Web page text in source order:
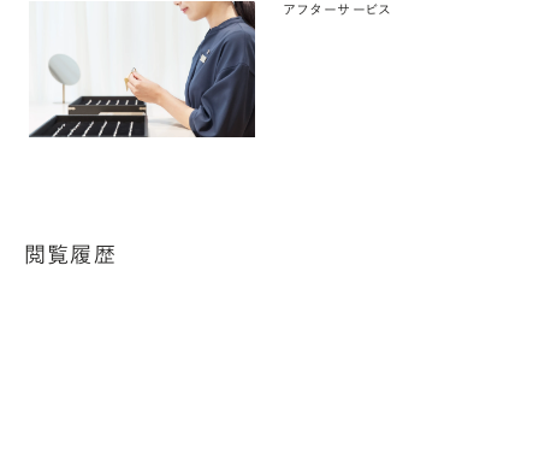
アフターサービス
閲覧履歴